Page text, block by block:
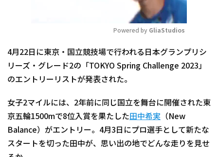
Mute
Powered by GliaStudios
4月22日に東京・国立競技場で行われる日本グランプリシ
リーズ・グレード2の「TOKYO Spring Challenge 2023」
のエントリーリストが発表された。
女子2マイルには、2年前に同じ国立を舞台に開催された東
京五輪1500mで8位入賞を果たした 田中希実 （New
Balance）がエントリー。4月3日にプロ選手として新たな
スタートを切った田中が、思い出の地でどんな走りを見せ